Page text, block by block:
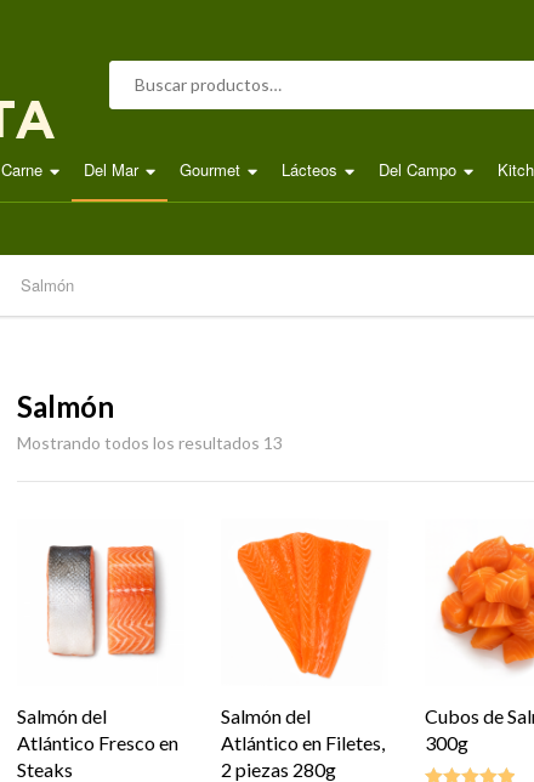
Buscar por:
Carne Del Mar Gourmet Lácteos Del Campo
Salmón
Salmón
Mostrando todos los resultados 13
Salmón del
Atlántico Fresco en
Steaks
Salmón del
Atlántico en Filetes,
2 piezas 280g
Cubos de
300g